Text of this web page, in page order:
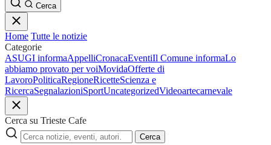
Cerca
Home Tutte le notizie
Categorie
ASUGI informaAppelliCronacaEventiIl Comune informaLo
abbiamo provato per voiMovidaOfferte di
LavoroPoliticaRegioneRicetteScienza e
RicercaSegnalazioniSportUncategorizedVideoartecarnevale
Cerca su Trieste Cafe
Cerca